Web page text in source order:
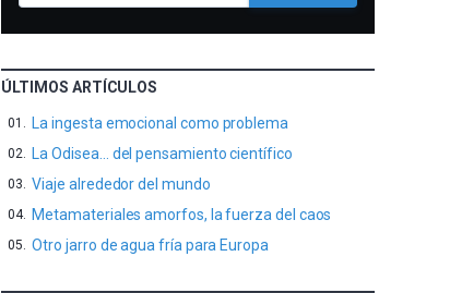
ÚLTIMOS ARTÍCULOS
La ingesta emocional como problema
La Odisea… del pensamiento científico
Viaje alrededor del mundo
Metamateriales amorfos, la fuerza del caos
Otro jarro de agua fría para Europa